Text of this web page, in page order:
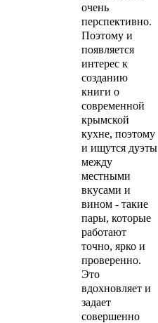
очень
перспективно.
Поэтому и
появляется
интерес к
созданию
книги о
современной
крымской
кухне, поэтому
и ищутся дуэты
между
местными
вкусами и
вином - такие
пары, которые
работают
точно, ярко и
проверенно.
Это
вдохновляет и
задает
совершенно